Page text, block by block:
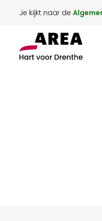
Je kijkt naar de